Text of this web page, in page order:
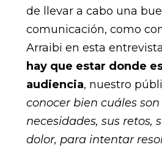
de llevar a cabo una
comunicación, como
Arraibi en esta
hay que estar donde
audiencia, nuestro
conocer bien cuáles son
necesidades, sus retos,
dolor, para intentar